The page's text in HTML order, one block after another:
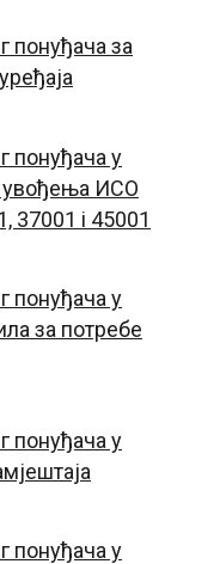
понуђача за
понуђача у
увођења ИСО
37001 i 45001
понуђача у
за потребе
понуђача у
понуђача у